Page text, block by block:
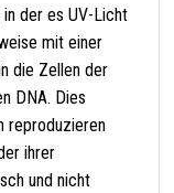
der es UV-Licht
mit einer
die Zellen der
DNA. Dies
reproduzieren
ihrer
und nicht